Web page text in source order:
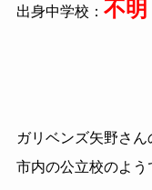
出身中学校： 不明
ガリベンズ矢野さ
市内の公立校のよう